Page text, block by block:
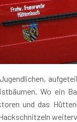
Wo ein
und das